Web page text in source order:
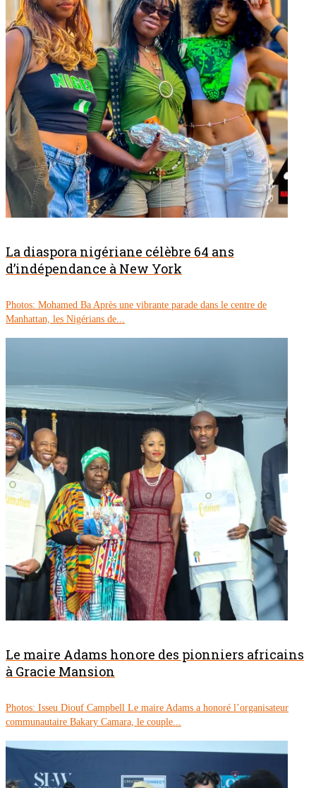
La diaspora nigériane célèbre 64 ans
d’indépendance à New York
Photos: Mohamed Ba Après une vibrante parade dans le centre de
Manhattan, les Nigérians de...
Le maire Adams honore des pionniers africains
à Gracie Mansion
Photos: Isseu Diouf Campbell Le maire Adams a honoré l’organisateur
communautaire Bakary Camara, le couple...